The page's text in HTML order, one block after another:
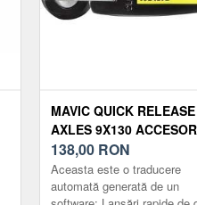
MAVIC QUICK RELEASE
AXLES 9X130
ROTI BICICLETE
138,00 RON
Aceasta este o traducere
automată generată de un